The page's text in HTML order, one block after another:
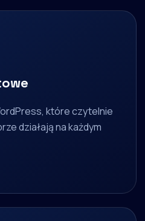
które czytelnie
działają na każdym